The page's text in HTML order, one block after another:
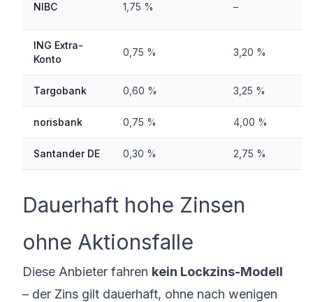
NIBC 1,75 % –
ING Extra-
Konto
0,75 % 3,20 %
Targobank 0,60 % 3,25 %
norisbank 0,75 % 4,00 %
Santander DE 0,30 % 2,75 %
Dauerhaft hohe Zinsen
ohne Aktionsfalle
Diese Anbieter fahren kein Lockzins-Modell
– der Zins gilt dauerhaft, ohne nach wenigen